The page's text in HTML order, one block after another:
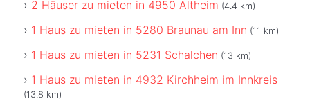
2 Häuser zu mieten in 4950 Altheim (4.4 km)
1 Haus zu mieten in 5280 Braunau am Inn (11 km)
1 Haus zu mieten in 5231 Schalchen (13 km)
1 Haus zu mieten in 4932 Kirchheim im Innkreis
(13.8 km)